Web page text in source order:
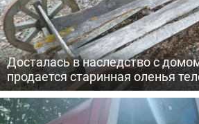
Досталась в наследство с
продается старинная оленья